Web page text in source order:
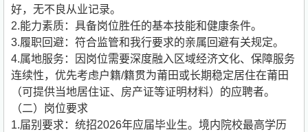
好，无不良从业记录。
2.能力素质：具备岗位胜任的基本技能和健康条件。
3.履职回避：符合监管和我行要求的亲属回避有关规定。
4.属地服务：因岗位需要深度融入区域经济文化、保障服务
连续性，优先考虑户籍/籍贯为莆田或长期稳定居住在莆田
（可提供当地居住证、房产证等证明材料）的应聘者。
（二）岗位要求
1.届别要求：统招2026年应届毕业生。境内院校最高学历